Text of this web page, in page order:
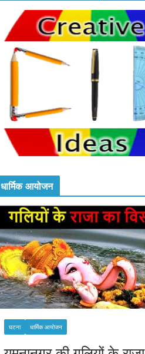
धार्मिक आयोजन
घटना धार्मिक आयोजन